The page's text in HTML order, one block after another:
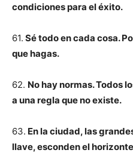
condiciones para el éxito.
61. Sé todo en cada cosa.
que hagas.
62. No hay normas. Todos
a una regla que no existe.
63. En la ciudad, las
llave, esconden el